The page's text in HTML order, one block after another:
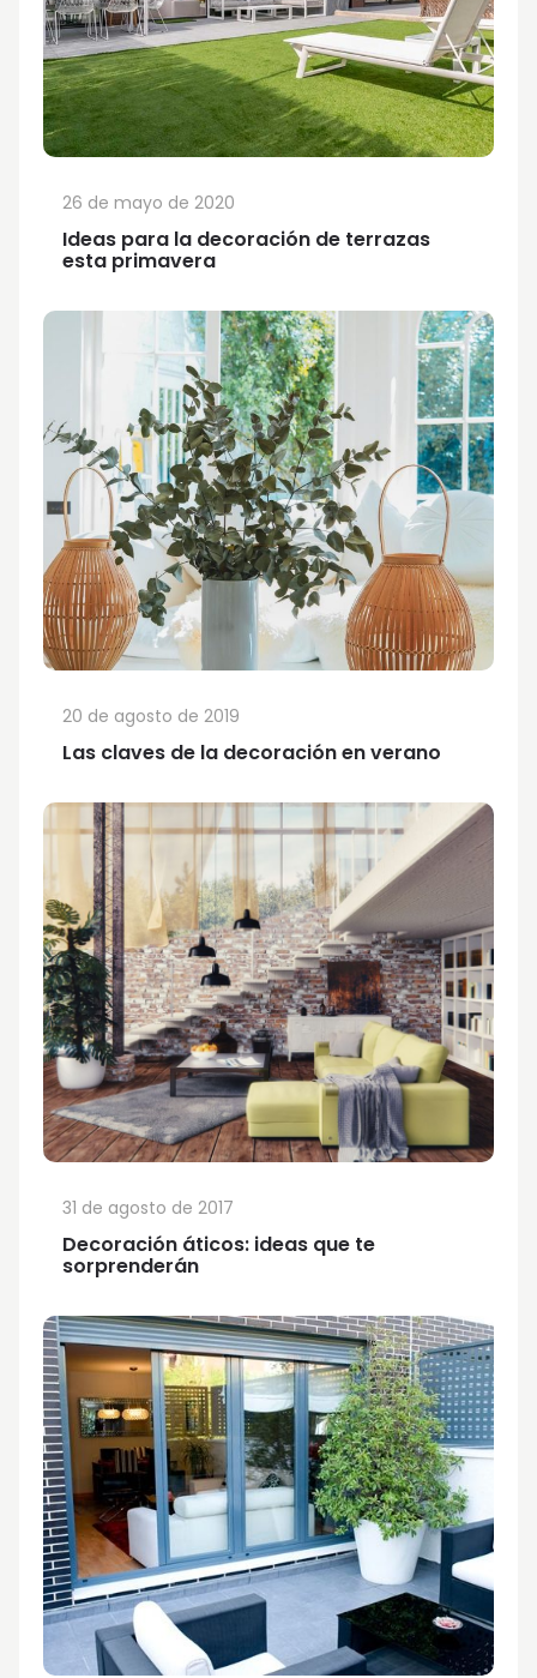
Ideas para la decoración de terrazas
esta primavera
26 de mayo de 2020
Las claves de la decoración en verano
20 de agosto de 2019
Decoración áticos: ideas que te
sorprenderán
31 de agosto de 2017